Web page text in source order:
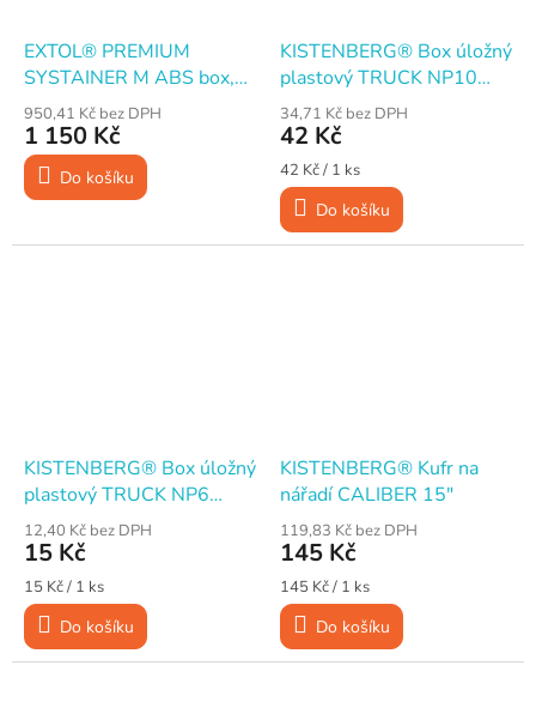
EXTOL® PREMIUM
SYSTAINER M ABS box,
443 x 310 x 151 mm
950,41 Kč bez DPH
1 150 Kč
Do košíku
KISTENBERG® Box úložný
plastový TRUCK NP10
230×160×120 mm
červený
34,71 Kč bez DPH
42 Kč
Měrná
cena:
42 Kč / 1 ks
Do košíku
KISTENBERG® Box úložný
plastový TRUCK NP6
155×100×70 mm červený
12,40 Kč bez DPH
15 Kč
Měrná
cena:
15 Kč / 1 ks
Do košíku
KISTENBERG® Kufr na
nářadí CALIBER 15"
119,83 Kč bez DPH
145 Kč
Měrná
cena:
145 Kč / 1 ks
Do košíku